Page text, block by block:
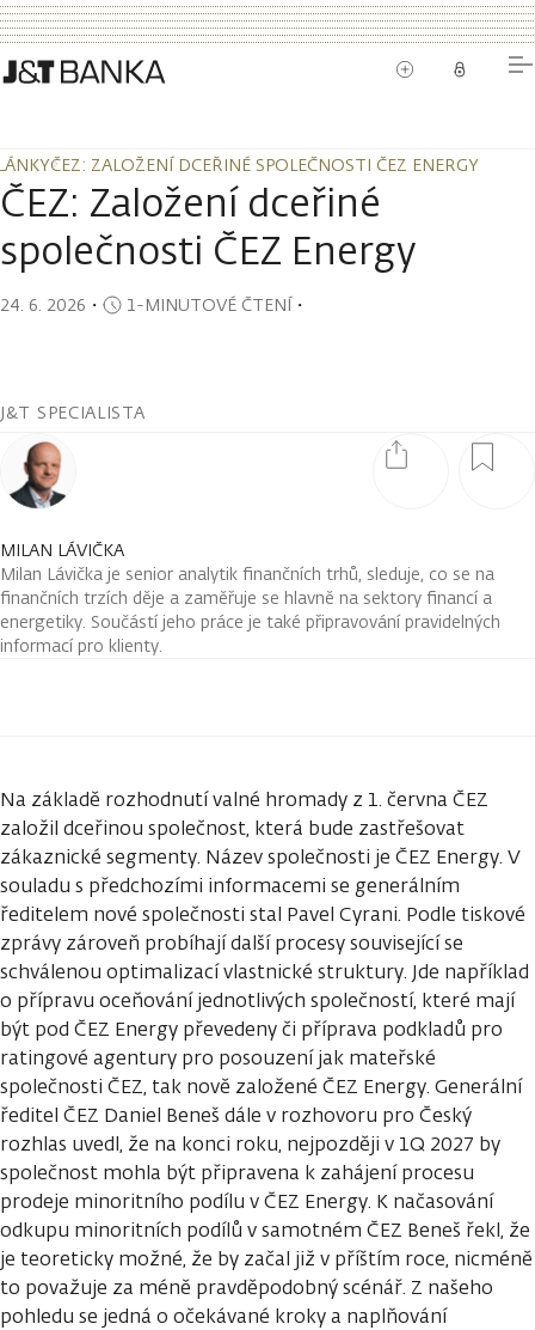
ČEZ: ZALOŽENÍ DCEŘINÉ SPOLEČNOSTI ČEZ ENERGY
ČEZ: ZALOŽENÍ DCEŘINÉ SPOLEČNOSTI ČEZ ENERGY
ČEZ: Založení dceřiné
společnosti ČEZ Energy
24. 6. 2026 ・ 1-MINUTOVÉ ČTENÍ・
J&T SPECIALISTA
MILAN LÁVIČKA
Milan Lávička je senior analytik finančních trhů, sleduje, co se na
finančních trzích děje a zaměřuje se hlavně na sektory financí a
energetiky. Součástí jeho práce je také připravování pravidelných
informací pro klienty.
Na základě rozhodnutí valné hromady z 1. června ČEZ
založil dceřinou společnost, která bude zastřešovat
zákaznické segmenty. Název společnosti je ČEZ Energy. V
souladu s předchozími informacemi se generálním
ředitelem nové společnosti stal Pavel Cyrani. Podle tiskové
zprávy zároveň probíhají další procesy související se
schválenou optimalizací vlastnické struktury. Jde například
o přípravu oceňování jednotlivých společností, které mají
být pod ČEZ Energy převedeny či příprava podkladů pro
ratingové agentury pro posouzení jak mateřské
společnosti ČEZ, tak nově založené ČEZ Energy. Generální
ředitel ČEZ Daniel Beneš dále v rozhovoru pro Český
rozhlas uvedl, že na konci roku, nejpozději v 1Q 2027 by
společnost mohla být připravena k zahájení procesu
prodeje minoritního podílu v ČEZ Energy. K načasování
odkupu minoritních podílů v samotném ČEZ Beneš řekl, že
je teoreticky možné, že by začal již v příštím roce, nicméně
to považuje za méně pravděpodobný scénář. Z našeho
pohledu se jedná o očekávané kroky a naplňování